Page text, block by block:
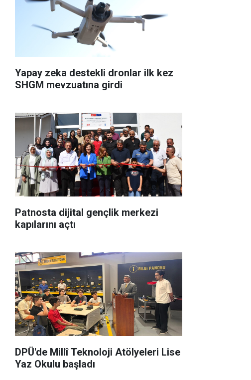
Yapay zeka destekli dronlar ilk kez
SHGM mevzuatına girdi
Patnosta dijital gençlik merkezi
kapılarını açtı
DPÜ'de Millî Teknoloji Atölyeleri Lise
Yaz Okulu başladı